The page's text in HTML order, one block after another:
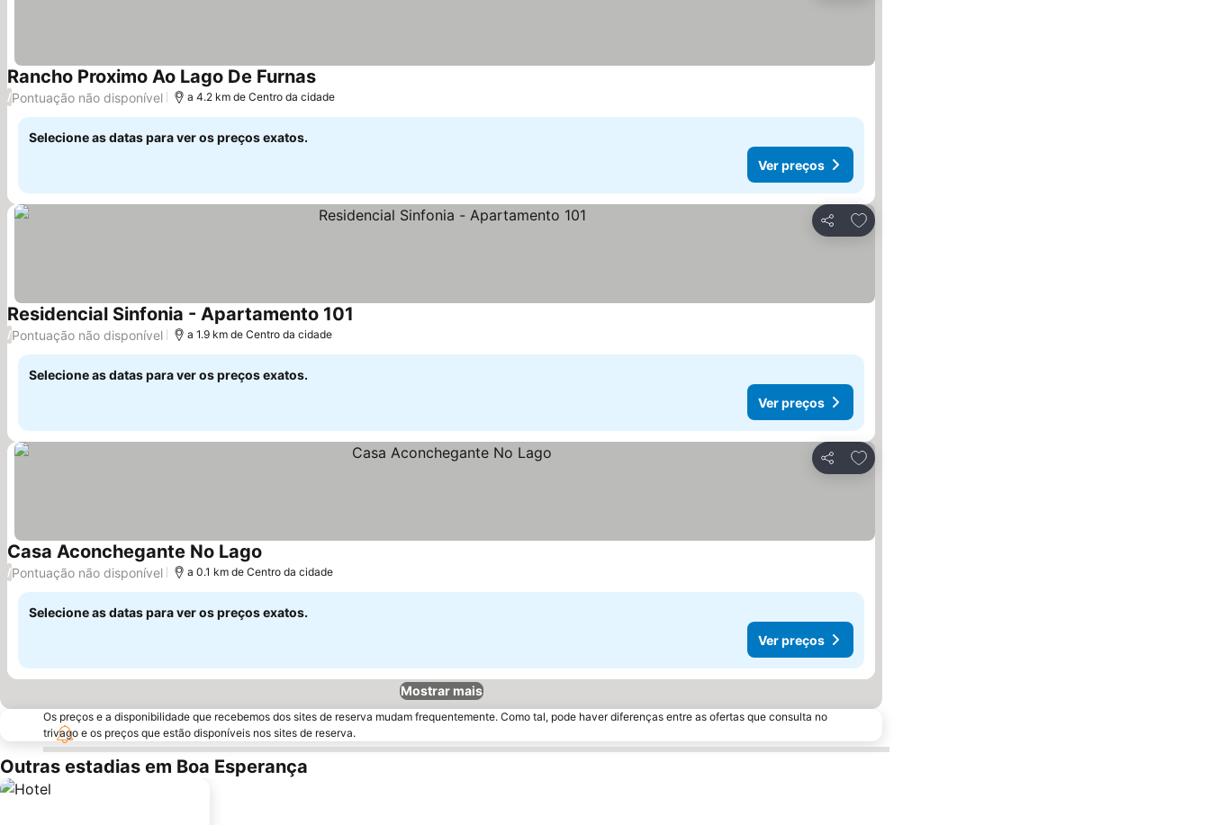
Rancho Proximo Ao Lago De FurnasVer preços
/Pontuação não disponível a 4.2 km de Centro da cidade
Selecione as datas para ver os preços exatos.
Ver preços
Partilhar
Adicionar aos favoritos
Residencial Sinfonia - Apartamento 101
/Pontuação não disponível a 1.9 km de Centro da cidade
Selecione as datas para ver os preços exatos.
Ver preços
Partilhar
Adicionar aos favoritos
Casa Aconchegante No Lago
/Pontuação não disponível a 0.1 km de Centro da cidade
Selecione as datas para ver os preços exatos.
Ver preços
Mostrar mais
Os preços e a disponibilidade que recebemos dos sites de reserva mudam frequentemente. Como tal, pode haver diferenças entre as ofertas que consulta no
trivago e os preços que estão disponíveis nos sites de reserva.
Outras estadias em Boa Esperança